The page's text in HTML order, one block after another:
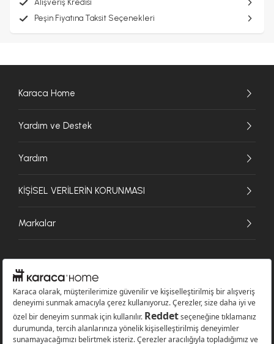
Alışveriş Kredisi
Peşin Fiyatına Taksit Seçenekleri
Karaca Home
Yardım ve Destek
Yardım
KİŞİSEL VERİLERİN KORUNMASI
Markalar